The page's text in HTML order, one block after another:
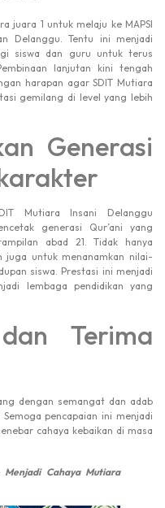
juara 1 untuk melaju ke MAPSI
Delanggu. Tentu ini menjadi
siswa dan guru untuk terus
lanjutan kini tengah
harapan agar SDIT Mutiara
gemilang di level yang lebih
Generasi
Mutiara Insani Delanggu
generasi Qur’ani yang
abad 21. Tidak hanya
juga untuk menanamkan nilai-
siswa. Prestasi ini menjadi
lembaga pendidikan yang
Terima
dengan semangat dan adab
pencapaian ini menjadi
cahaya kebaikan di masa
Cahaya Mutiara